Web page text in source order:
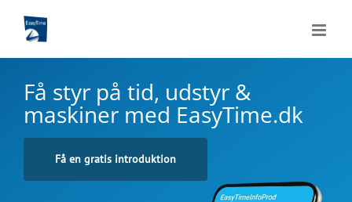
Få styr på tid, udstyr &
maskiner med EasyTime.dk
Få en gratis introduktion